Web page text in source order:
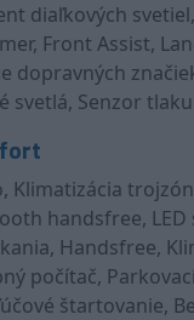
diaľkových
Front Assist,
dopravných
svetlá, Senzor
Klimatizácia
handsfree,
Handsfree,
počítač,
štartovanie,